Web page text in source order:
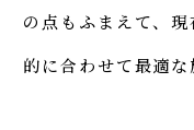
の点もふまえて、
的に合わせて最適な